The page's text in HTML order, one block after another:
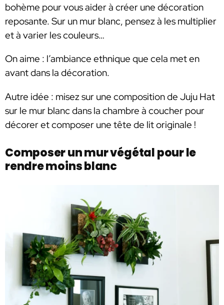
bohème pour vous aider à créer une décoration
reposante. Sur un mur blanc, pensez à les multiplier
et à varier les couleurs…
On aime : l’ambiance ethnique que cela met en
avant dans la décoration.
Autre idée : misez sur une composition de Juju Hat
sur le mur blanc dans la chambre à coucher pour
décorer et composer une tête de lit originale !
Composer un mur végétal pour le
rendre moins blanc